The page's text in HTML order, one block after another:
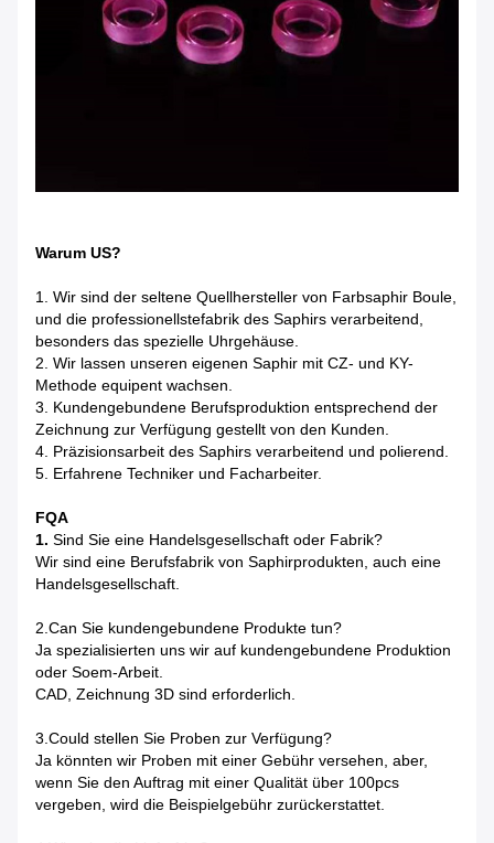
Warum US?
1. Wir sind der seltene Quellhersteller von Farbsaphir Boule,
und die professionellstefabrik des Saphirs verarbeitend,
besonders das spezielle Uhrgehäuse.
2. Wir lassen unseren eigenen Saphir mit CZ- und KY-
Methode equipent wachsen.
3. Kundengebundene Berufsproduktion entsprechend der
Zeichnung zur Verfügung gestellt von den Kunden.
4. Präzisionsarbeit des Saphirs verarbeitend und polierend.
5. Erfahrene Techniker und Facharbeiter.
FQA
1. Sind Sie eine Handelsgesellschaft oder Fabrik?
Wir sind eine Berufsfabrik von Saphirprodukten, auch eine
Handelsgesellschaft.
2.Can Sie kundengebundene Produkte tun?
Ja spezialisierten uns wir auf kundengebundene Produktion
oder Soem-Arbeit.
CAD, Zeichnung 3D sind erforderlich.
3.Could stellen Sie Proben zur Verfügung?
Ja könnten wir Proben mit einer Gebühr versehen, aber,
wenn Sie den Auftrag mit einer Qualität über 100pcs
vergeben, wird die Beispielgebühr zurückerstattet.